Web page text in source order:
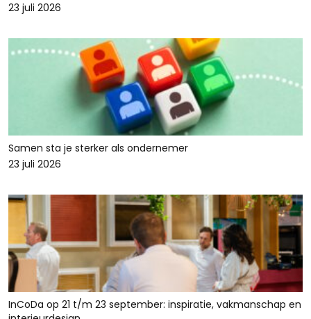
23 juli 2026
Samen sta je sterker als ondernemer
23 juli 2026
InCoDa op 21 t/m 23 september: inspiratie, vakmanschap en